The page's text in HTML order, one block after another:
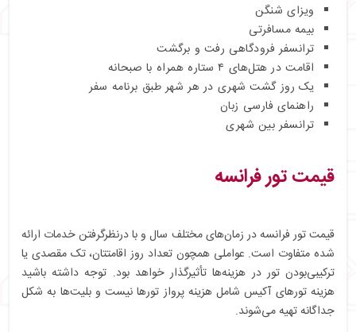
ویزای شنگن
بیمه مسافرتی
ترانسفر فرودگاهی رفت و برگشت
اقامت در هتل‌های ۴ ستاره همراه با صبحانه
یک روز گشت شهری در هر شهر طبق برنامه سفر
راهنمای فارسی زبان
ترانسفر بین شهری
قیمت تور فرانسه
قیمت تور فرانسه در زمان‌های مختلف سال و با درنظرگرفتن خدمات ارائه
شده متفاوت است. عواملی همچون تعداد روز اقامتتان، تک مقصدی یا
ترکیبی‌بودن تور در هزینه‌ها تأثیرگذار خواهد بود. توجه داشته باشید
هزینه‌ تورهای آکیس شامل هزینه پرواز تورها نیست و بلیت‌ها به شکل
جداگانه تهیه می‌شوند.